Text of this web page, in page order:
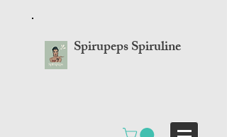
Spirupeps Spiruline